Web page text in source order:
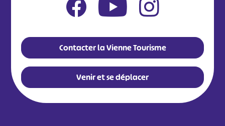
Contacter la Vienne Tourisme
Venir et se déplacer